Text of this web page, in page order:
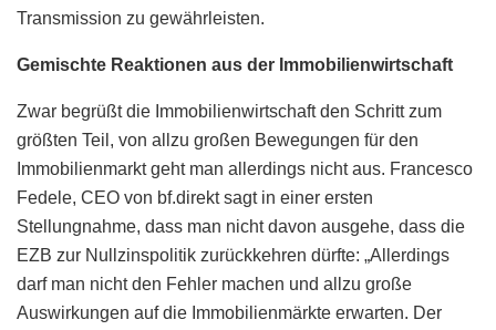
Transmission zu gewährleisten.
Gemischte Reaktionen aus der Immobilienwirtschaft
Zwar begrüßt die Immobilienwirtschaft den Schritt zum
größten Teil, von allzu großen Bewegungen für den
Immobilienmarkt geht man allerdings nicht aus. Francesco
Fedele, CEO von bf.direkt sagt in einer ersten
Stellungnahme, dass man nicht davon ausgehe, dass die
EZB zur Nullzinspolitik zurückkehren dürfte: „Allerdings
darf man nicht den Fehler machen und allzu große
Auswirkungen auf die Immobilienmärkte erwarten. Der